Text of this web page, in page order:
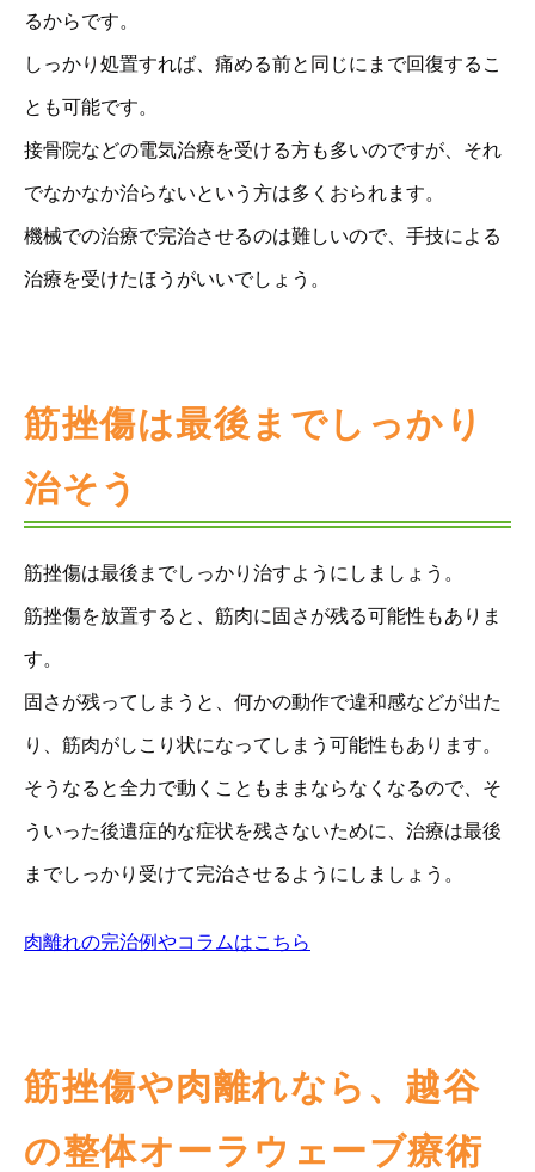
るからです。
しっかり処置すれば、痛める前と同じにまで回復するこ
とも可能です。
接骨院などの電気治療を受ける方も多いのですが、それ
でなかなか治らないという方は多くおられます。
機械での治療で完治させるのは難しいので、手技による
治療を受けたほうがいいでしょう。
筋挫傷は最後までしっかり
治そう
筋挫傷は最後までしっかり治すようにしましょう。
筋挫傷を放置すると、筋肉に固さが残る可能性もありま
す。
固さが残ってしまうと、何かの動作で違和感などが出た
り、筋肉がしこり状になってしまう可能性もあります。
そうなると全力で動くこともままならなくなるので、そ
ういった後遺症的な症状を残さないために、治療は最後
までしっかり受けて完治させるようにしましょう。
肉離れの完治例やコラムはこちら
筋挫傷や肉離れなら、越谷
の整体オーラウェーブ療術